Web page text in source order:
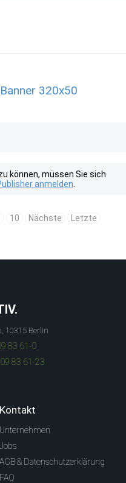
320x50
können, müssen Sie sich
anmelden
10 Nächste Letzte
10315 Berlin
83 61-0
83 61-23
Kontakt
Unternehmen
Jobs
AGB & Datenschutzerklärung
FAQ